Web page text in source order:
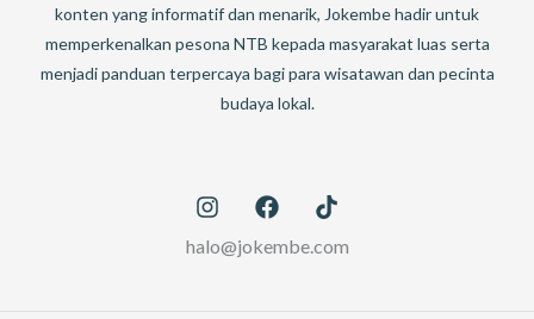
konten yang informatif dan menarik, Jokembe hadir untuk
memperkenalkan pesona NTB kepada masyarakat luas serta
menjadi panduan terpercaya bagi para wisatawan dan pecinta
budaya lokal.
halo@jokembe.com